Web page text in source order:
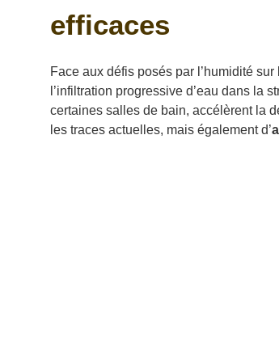
efficaces
Face aux défis posés par l’humidité
l’infiltration progressive d’eau dans la
certaines salles de bain, accélèrent la
les traces actuelles, mais également d’